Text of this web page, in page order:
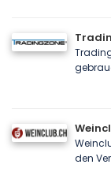
den